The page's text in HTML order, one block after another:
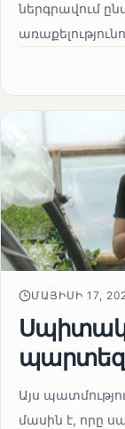
ներգրավում
ՄԱՅԻՍԻ 17,
Սպիտակ
պարտեզ
Այս
մասին է, որը